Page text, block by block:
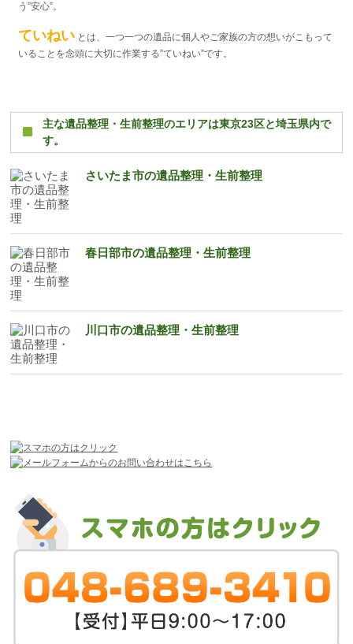
う”安心”。
ていねい とは、一つ一つの遺品に個人やご家族の方の想いがこもって
いることを念頭に大切に作業する”ていねい”です。
主な遺品整理・生前整理のエリアは東京23区と埼玉県内で
す。
さいたま市の遺品整理・生前整理
春日部市の遺品整理・生前整理
川口市の遺品整理・生前整理